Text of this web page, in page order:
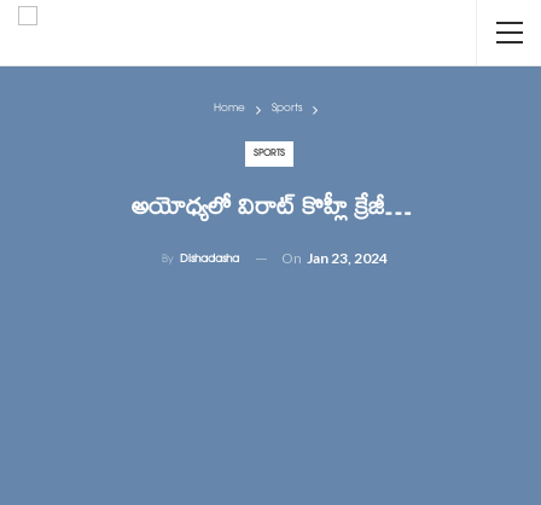
Home Sports
SPORTS
అయోధ్యలో విరాట్ కొహ్లీ క్రేజీ…
By Dishadasha On Jan 23, 2024